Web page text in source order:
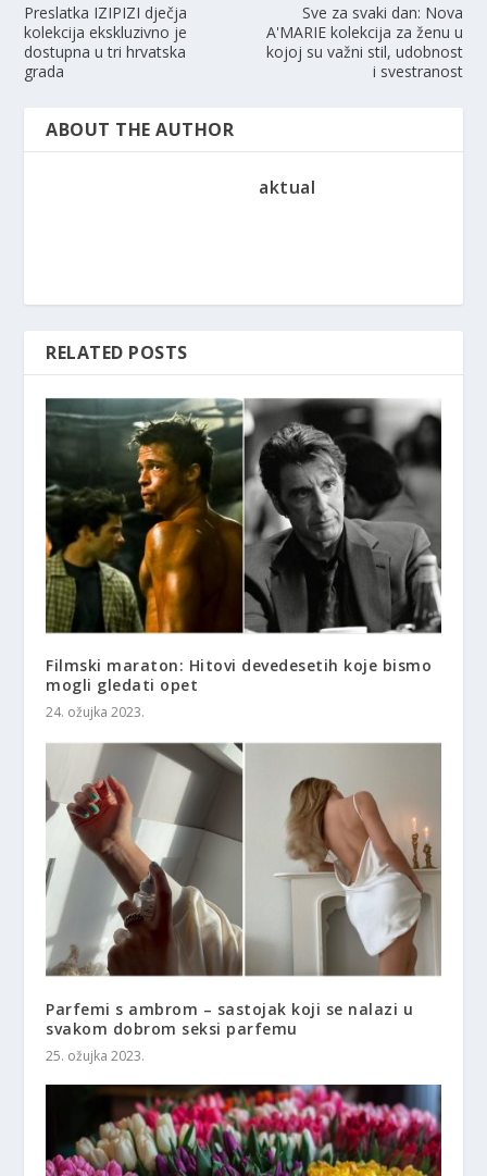
Preslatka IZIPIZI dječja
kolekcija ekskluzivno je
dostupna u tri hrvatska
grada
Sve za svaki dan: Nova
A'MARIE kolekcija za ženu u
kojoj su važni stil, udobnost
i svestranost
ABOUT THE AUTHOR
aktual
RELATED POSTS
Filmski maraton: Hitovi devedesetih koje bismo
mogli gledati opet
24. ožujka 2023.
Parfemi s ambrom – sastojak koji se nalazi u
svakom dobrom seksi parfemu
25. ožujka 2023.